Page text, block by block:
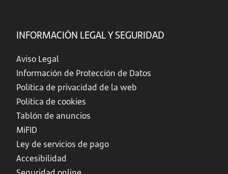
INFORMACIÓN LEGAL Y SEGURIDAD
Aviso Legal
Información de Protección de Datos
Política de privacidad de la web
Política de cookies
Tablón de anuncios
MiFID
Ley de servicios de pago
Accesibilidad